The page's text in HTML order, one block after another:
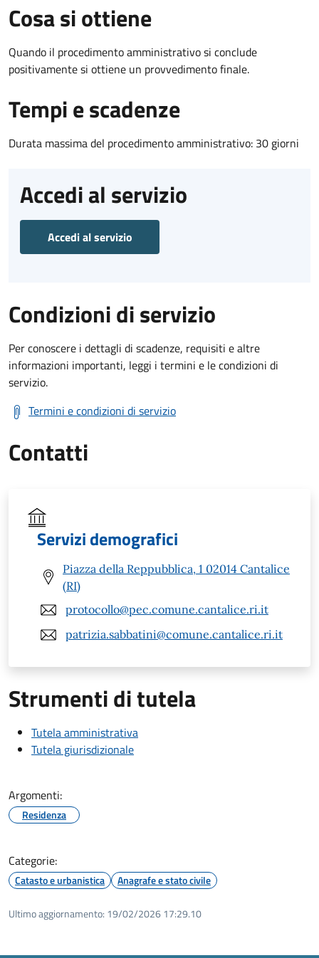
Cosa si ottiene
Quando il procedimento amministrativo si conclude
positivamente si ottiene un provvedimento finale.
Tempi e scadenze
Durata massima del procedimento amministrativo: 30 giorni
Accedi al servizio
Accedi al servizio
Condizioni di servizio
Per conoscere i dettagli di scadenze, requisiti e altre
informazioni importanti, leggi i termini e le condizioni di
servizio.
Termini e condizioni di servizio
Contatti
Servizi demografici
Piazza della Reppubblica, 1 02014 Cantalice
(RI)
protocollo@pec.comune.cantalice.ri.it
patrizia.sabbatini@comune.cantalice.ri.it
Strumenti di tutela
Tutela amministrativa
Tutela giurisdizionale
Argomenti:
Residenza
Categorie:
Catasto e urbanistica Anagrafe e stato civile
Ultimo aggiornamento: 19/02/2026 17:29.10